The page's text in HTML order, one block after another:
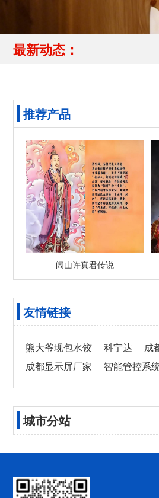
最新动态：
推荐产品
闾山许真君传说
友情链接
熊大爷现包水饺 科宁达 成
成都显示屏厂家
智能管控系
城市分站